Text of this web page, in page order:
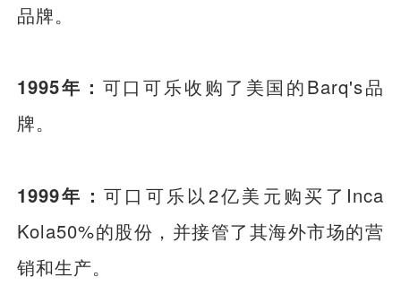
品牌。
1995年： 可口可乐收购了美国的Barq's品
牌。
1999年：可口可乐以2亿美元购买了Inca
Kola50%的股份，并接管了其海外市场的营
销和生产。